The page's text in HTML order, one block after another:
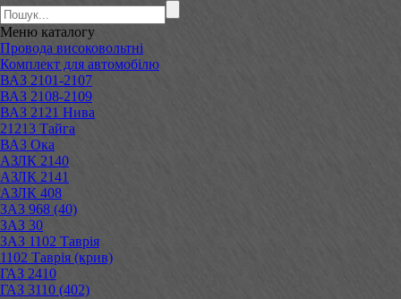
Меню каталогу
Провода високовольтні
Комплект для автомобілю
ВАЗ 2101-2107
ВАЗ 2108-2109
ВАЗ 2121 Нива
21213 Тайга
ВАЗ Ока
АЗЛК 2140
АЗЛК 2141
АЗЛК 408
ЗАЗ 968 (40)
ЗАЗ 30
ЗАЗ 1102 Таврія
1102 Таврія (крив)
ГАЗ 2410
ГАЗ 3110 (402)